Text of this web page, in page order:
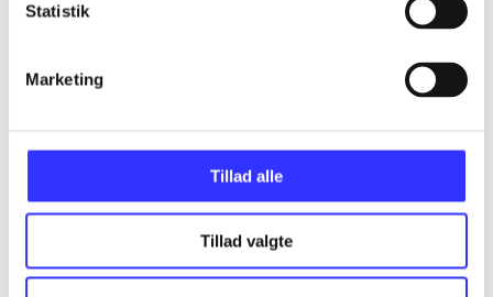
Statistik
Marketing
Tillad alle
Tillad valgte